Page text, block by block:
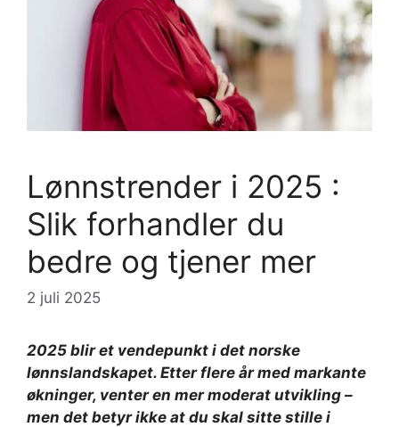
Lønnstrender i 2025 :
Slik forhandler du
bedre og tjener mer
2 juli 2025
2025 blir et vendepunkt i det norske
lønnslandskapet. Etter flere år med markante
økninger, venter en mer moderat utvikling –
men det betyr ikke at du skal sitte stille i